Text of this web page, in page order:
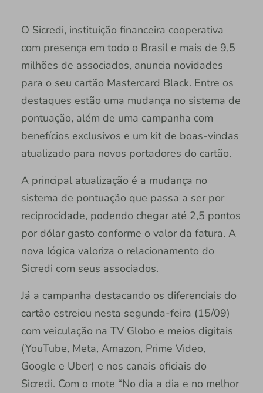
O Sicredi, instituição financeira cooperativa
com presença em todo o Brasil e mais de 9,5
milhões de associados, anuncia novidades
para o seu cartão Mastercard Black. Entre os
destaques estão uma mudança no sistema de
pontuação, além de uma campanha com
benefícios exclusivos e um kit de boas-vindas
atualizado para novos portadores do cartão.
A principal atualização é a mudança no
sistema de pontuação que passa a ser por
reciprocidade, podendo chegar até 2,5 pontos
por dólar gasto conforme o valor da fatura. A
nova lógica valoriza o relacionamento do
Sicredi com seus associados.
Já a campanha destacando os diferenciais do
cartão estreiou nesta segunda-feira (15/09)
com veiculação na TV Globo e meios digitais
(YouTube, Meta, Amazon, Prime Video,
Google e Uber) e nos canais oficiais do
Sicredi. Com o mote “No dia a dia e no melhor